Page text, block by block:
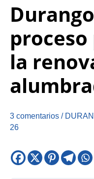
la
3 comentarios /
26